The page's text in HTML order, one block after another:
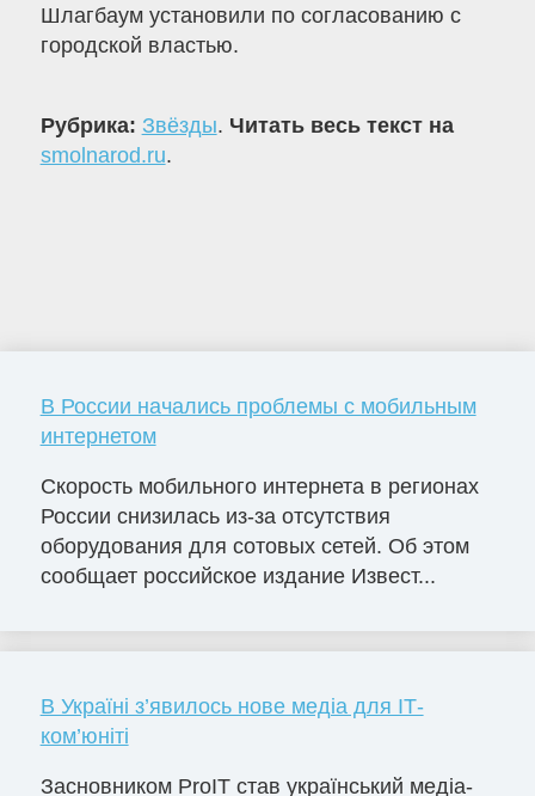
Шлагбаум установили по согласованию с
городской властью.
Рубрика: Звёзды. Читать весь текст на
smolnarod.ru.
В России начались проблемы с мобильным
интернетом
Скорость мобильного интернета в регионах
России снизилась из-за отсутствия
оборудования для сотовых сетей. Об этом
сообщает российское издание Извест...
В Україні з’явилось нове медіа для ІТ-
ком’юніті
Засновником ProIT став український медіа-